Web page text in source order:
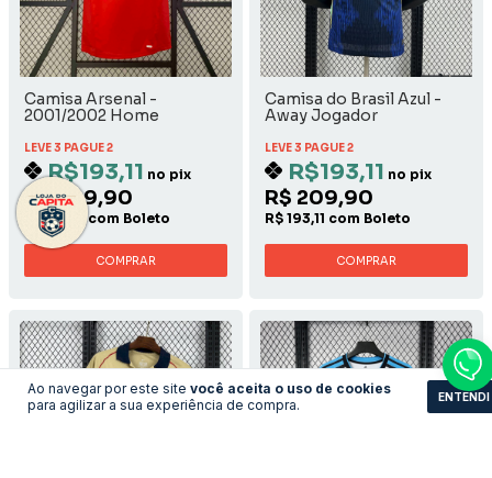
Ao navegar por este site você aceita o uso de cookies
para agilizar a sua experiência de compra.
ENTENDI
Camisa Arsenal -
2001/2002 Home
LEVE 3 PAGUE 2
R$193,11 no pix
R$ 209,90
R$ 193,11 com Boleto
COMPRAR
Camisa do Brasil Azul -
Away Jogador
LEVE 3 PAGUE 2
R$193,11 no pix
R$ 209,90
R$ 193,11 com Boleto
COMPRAR